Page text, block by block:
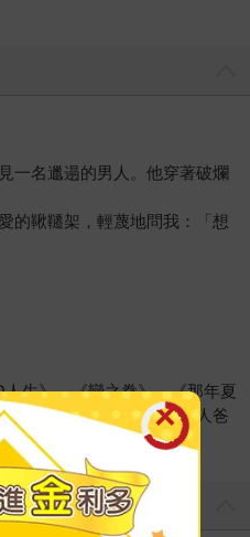
一名邋遢的男人。他穿著破爛
的鞦韆架，輕蔑地問我：「想
生》、《戀之拳》、《那年夏
頭，等妳》、《我的機器人爸